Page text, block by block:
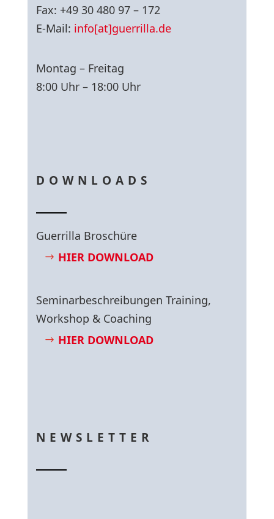
Fax: +49 30 480 97 – 172
E-Mail: info[at]guerrilla.de
Montag – Freitag
8:00 Uhr – 18:00 Uhr
DOWNLOADS
Guerrilla Broschüre
HIER DOWNLOAD
Seminarbeschreibungen Training,
Workshop & Coaching
HIER DOWNLOAD
NEWSLETTER